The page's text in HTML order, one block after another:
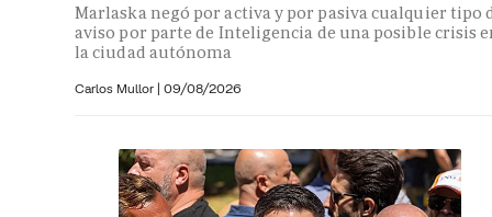
Marlaska negó por activa y por pasiva cualquier tipo
aviso por parte de Inteligencia de una posible crisis
la ciudad autónoma
Carlos Mullor | 09/08/2026